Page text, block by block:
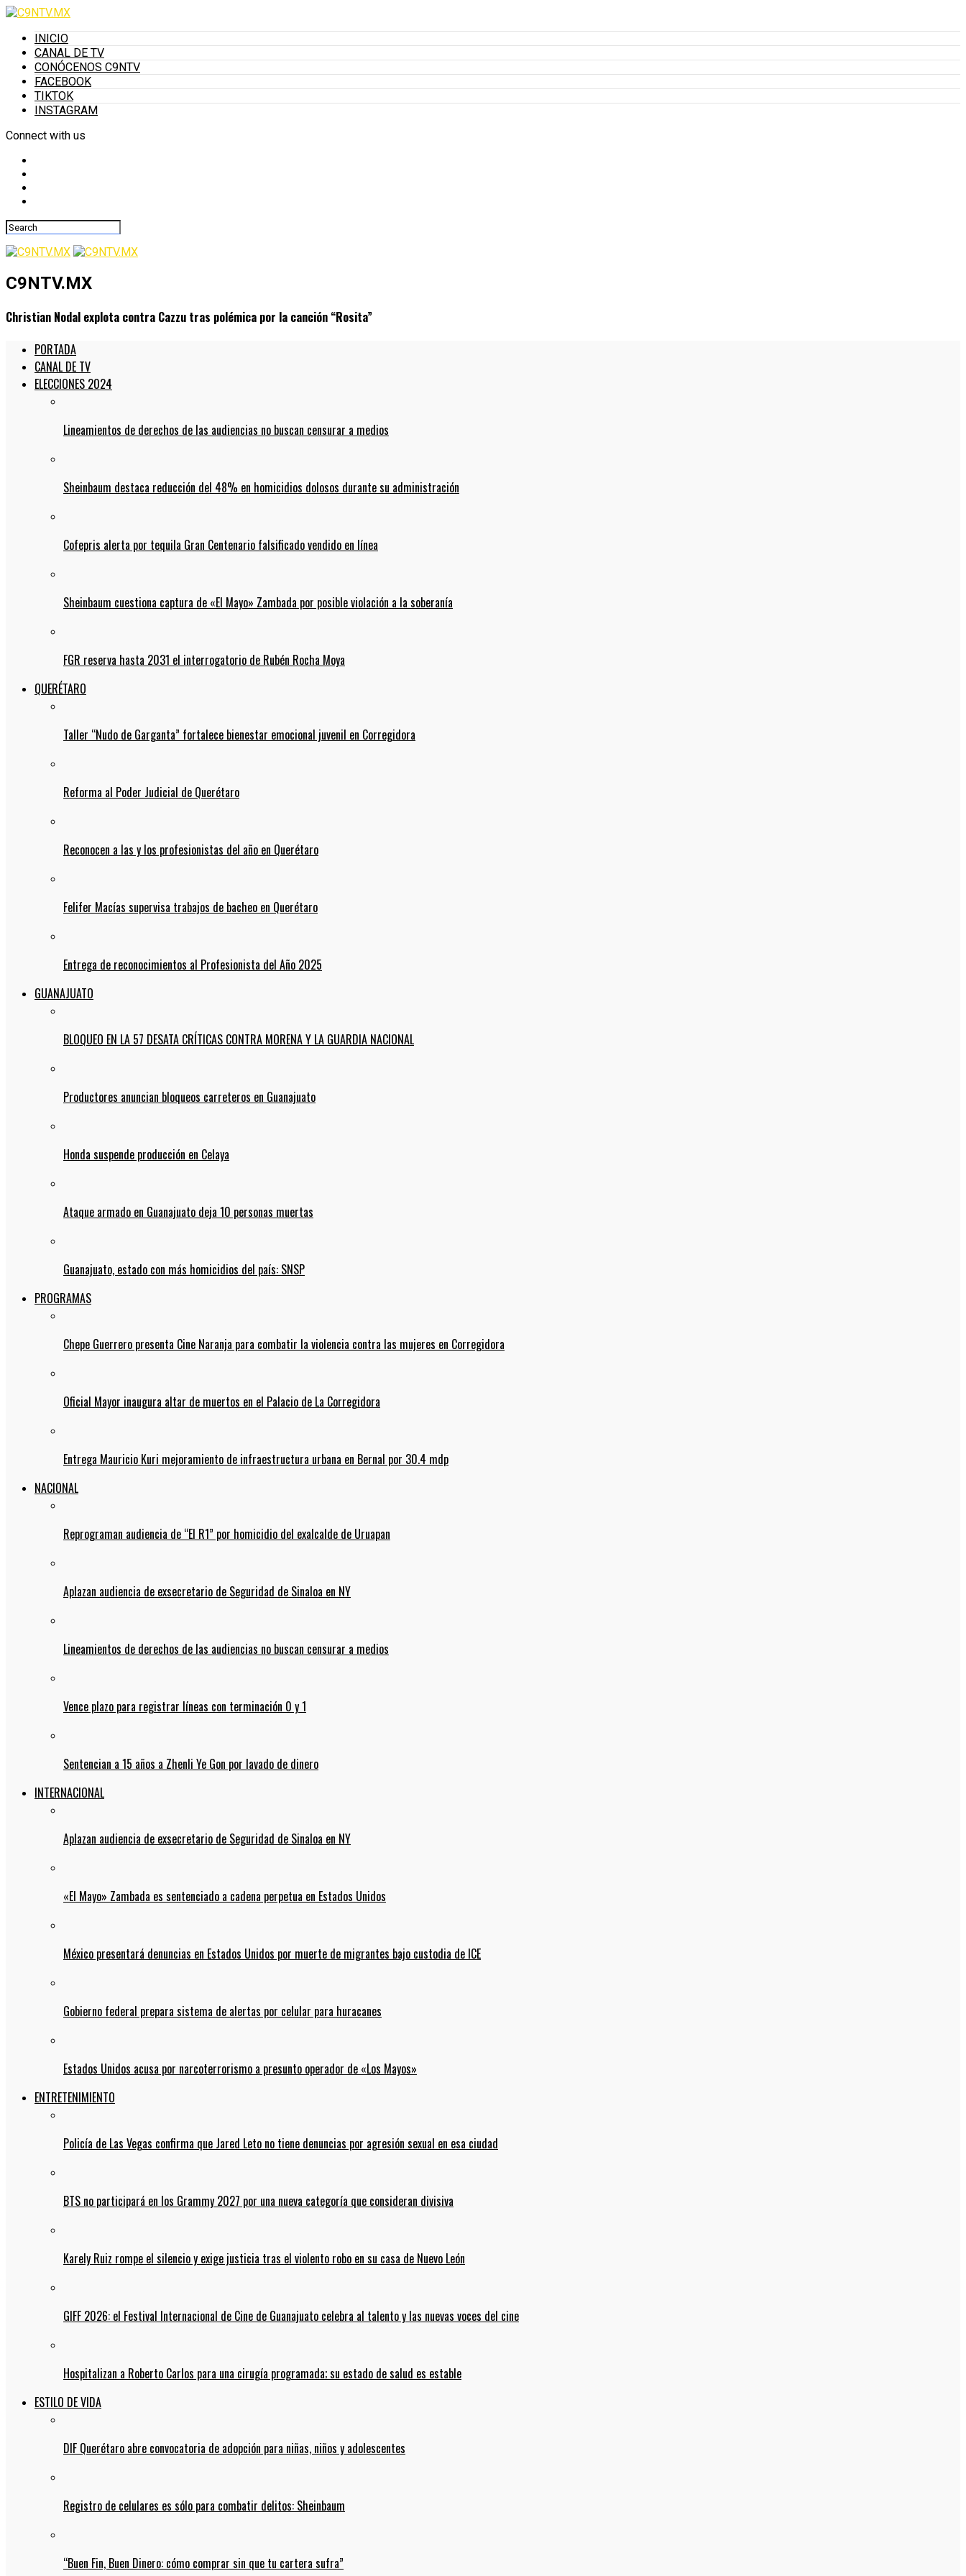
INICIO
CANAL DE TV
CONÓCENOS C9NTV
FACEBOOK
TIKTOK
INSTAGRAM
Connect with us
C9NTV.MX
Christian Nodal explota contra Cazzu tras polémica por la canción “Rosita”
PORTADA
CANAL DE TV
ELECCIONES 2024
Lineamientos de derechos de las audiencias no buscan censurar a medios
Sheinbaum destaca reducción del 48% en homicidios dolosos durante su administración
Cofepris alerta por tequila Gran Centenario falsificado vendido en línea
Sheinbaum cuestiona captura de «El Mayo» Zambada por posible violación a la soberanía
FGR reserva hasta 2031 el interrogatorio de Rubén Rocha Moya
QUERÉTARO
Taller “Nudo de Garganta” fortalece bienestar emocional juvenil en Corregidora
Reforma al Poder Judicial de Querétaro
Reconocen a las y los profesionistas del año en Querétaro
Felifer Macías supervisa trabajos de bacheo en Querétaro
Entrega de reconocimientos al Profesionista del Año 2025
GUANAJUATO
BLOQUEO EN LA 57 DESATA CRÍTICAS CONTRA MORENA Y LA GUARDIA NACIONAL
Productores anuncian bloqueos carreteros en Guanajuato
Honda suspende producción en Celaya
Ataque armado en Guanajuato deja 10 personas muertas
Guanajuato, estado con más homicidios del país: SNSP
PROGRAMAS
Chepe Guerrero presenta Cine Naranja para combatir la violencia contra las mujeres en Corregidora
Oficial Mayor inaugura altar de muertos en el Palacio de La Corregidora
Entrega Mauricio Kuri mejoramiento de infraestructura urbana en Bernal por 30.4 mdp
NACIONAL
Reprograman audiencia de “El R1” por homicidio del exalcalde de Uruapan
Aplazan audiencia de exsecretario de Seguridad de Sinaloa en NY
Lineamientos de derechos de las audiencias no buscan censurar a medios
Vence plazo para registrar líneas con terminación 0 y 1
Sentencian a 15 años a Zhenli Ye Gon por lavado de dinero
INTERNACIONAL
Aplazan audiencia de exsecretario de Seguridad de Sinaloa en NY
«El Mayo» Zambada es sentenciado a cadena perpetua en Estados Unidos
México presentará denuncias en Estados Unidos por muerte de migrantes bajo custodia de ICE
Gobierno federal prepara sistema de alertas por celular para huracanes
Estados Unidos acusa por narcoterrorismo a presunto operador de «Los Mayos»
ENTRETENIMIENTO
Policía de Las Vegas confirma que Jared Leto no tiene denuncias por agresión sexual en esa ciudad
BTS no participará en los Grammy 2027 por una nueva categoría que consideran divisiva
Karely Ruiz rompe el silencio y exige justicia tras el violento robo en su casa de Nuevo León
GIFF 2026: el Festival Internacional de Cine de Guanajuato celebra al talento y las nuevas voces del cine
Hospitalizan a Roberto Carlos para una cirugía programada; su estado de salud es estable
ESTILO DE VIDA
DIF Querétaro abre convocatoria de adopción para niñas, niños y adolescentes
Registro de celulares es sólo para combatir delitos: Sheinbaum
“Buen Fin, Buen Dinero: cómo comprar sin que tu cartera sufra”